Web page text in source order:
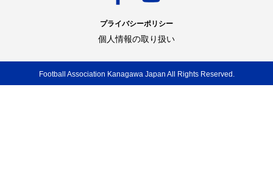
プライバシーポリシー
個人情報の取り扱い
Football Association Kanagawa Japan All Rights Reserved.